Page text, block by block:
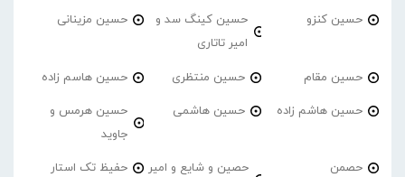
حسین کنزو
حسین کینگ سد و
امیر تاتاری
حسین مزینانی
حسین مقام حسین منتظری حسین هاسم زاده
حسین هاشم زاده حسین هاشمی
حسین هرمس و
جاوید
حصمن
حصین و شایع و امیر
حفیظ تک استار